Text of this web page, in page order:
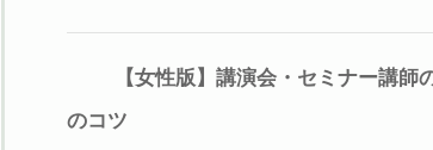
【女性版】講演会・セミナー講
のコツ